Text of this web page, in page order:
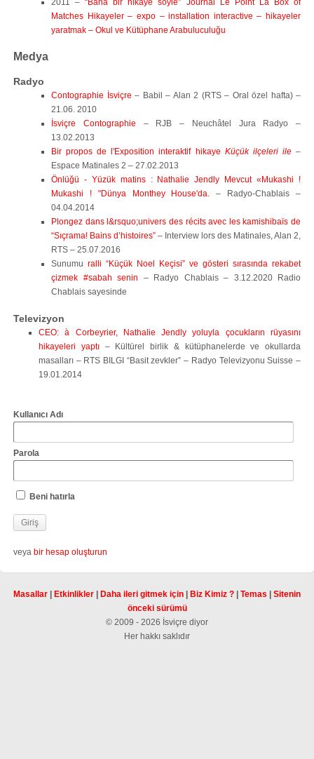
2011 –“Bana bir hikaye söyle” Journal Le Point La Box of
Matches Hikayeler – expo – installation interactive – hikayeler
yaratmak – Okul ve Kütüphane Arabuluculuğu
Medya
Radyo
Contographie İsviçre – Babil – Alan 2 (RTS – Oral özel hafta) –
21.06. 2010
İsviçre Contographie – RJB – Neuchâtel Jura Radyo –
13.02.2013
Bir propos de l'Exposition interaktif hikaye Küçük ilçeleri ile –
Espace Matinales 2 – 27.02.2013
Önlüğü - Yüzük matins : Nathalie Jendly Mevcut «Mukashi !
Mukashi ! "Dünya Monthey House'da. – Radyo-Chablais –
04.04.2014
Plongez dans l&rsquo;univers des récits avec les kamishibaïs de
“Sıçrama! Bains d’histoires” – Interview lors des Matinales, Alan 2,
RTS – 25.07.2016
Sunumu ralli “Küçük Noel Keçisi” ve gösteri sırasında rekabet
çizmek #sabah senin – Radyo Chablais – 3.12.2020 Radio
Chablais sayesinde
Televizyon
CEO: à Corbeyrier, Nathalie Jendly yoluyla çocukların rüyasını
hikayeleri yaptı– Kültürel birlik & kütüphanelerde ve okullarda
masalları – RTS BILGI “Basit zevkler” – Radyo Televizyonu Suisse –
19.01.2014
Kullanıcı Adı
Parola
Beni hatırla
veya bir hesap oluşturun
Masallar Etkinlikler Daha ileri gitmek için Biz Kimiz ? Temas
Sitenin
önceki sürümü
© 2009 - 2026 İsviçre diyor
Her hakkı saklıdır